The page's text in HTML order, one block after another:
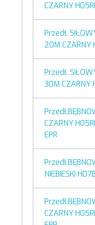
CZARNY
Przedł.
20M CZARNY
Przedł.
30M CZARNY
CZARNY
EPR
NIEBIESKI
CZARNY